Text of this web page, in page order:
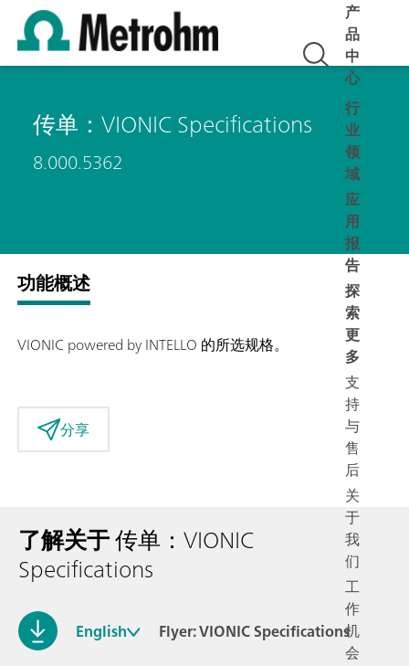
产
品
中
心
行
业
领
域
应
用
报
告
探
索
更
多
支
持
与
售
后
关
于
我
们
工
作
机
会
传单：VIONIC Specifications
8.000.5362
功能概述
VIONIC powered by INTELLO 的所选规格。
分享
了解关于传单：VIONIC
Specifications
English Flyer: VIONIC Specifications